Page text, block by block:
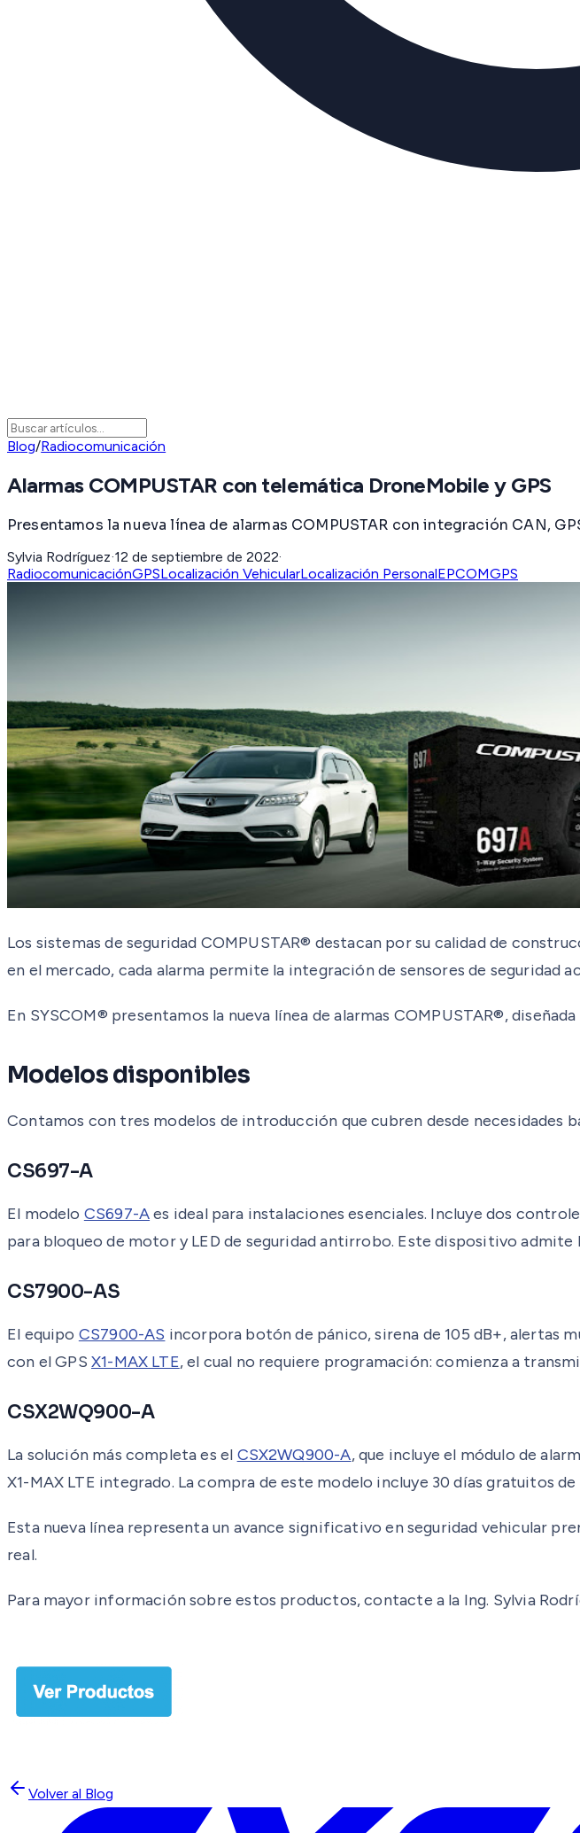
Blog/Radiocomunicación
Alarmas COMPUSTAR con telemática DroneMobile y GPS
Presentamos la nueva línea de alarmas COMPUSTAR con integración CAN,
Sylvia Rodríguez·12 de septiembre de 2022·
RadiocomunicaciónGPSLocalización VehicularLocalización PersonalEPCOMGPS
Los sistemas de seguridad COMPUSTAR® destacan por su calidad de
en el mercado, cada alarma permite la integración de sensores de seguridad
En SYSCOM® presentamos la nueva línea de alarmas COMPUSTAR®,
Modelos disponibles
Contamos con tres modelos de introducción que cubren desde necesidades
CS697-A
El modelo CS697-Aes ideal para instalaciones esenciales. Incluye dos
para bloqueo de motor y LED de seguridad antirrobo. Este dispositivo
CS7900-AS
El equipo CS7900-AS incorpora botón de pánico, sirena de 105 dB+, alertas
con el GPS X1-MAX LTE, el cual no requiere programación: comienza a
CSX2WQ900-A
La solución más completa es el CSX2WQ900-A, que incluye el módulo de
X1-MAX LTE integrado. La compra de este modelo incluye 30 días gratuitos
Esta nueva línea representa un avance significativo en seguridad vehicular
real.
Para mayor información sobre estos productos, contacte a la Ing. Sylvia
Volver al Blog